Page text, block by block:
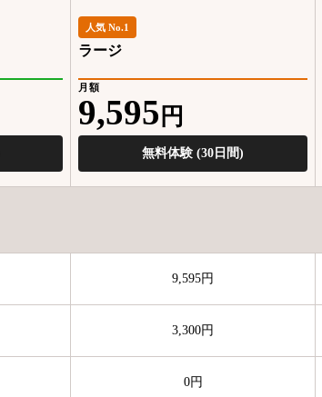
人気 No.1
ラージ
月額
9,595 円
無料体験 (30日間)
9,595円
3,300円
0円